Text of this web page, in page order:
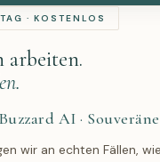
· KOSTENLOS
arbeiten.
AI ·
wir an echten Fällen,